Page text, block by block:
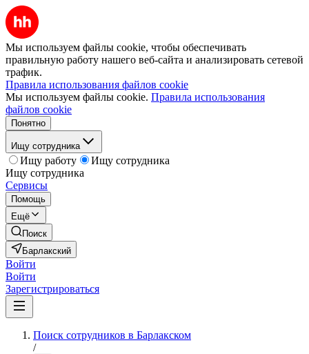
Мы используем файлы cookie, чтобы обеспечивать
правильную работу нашего веб-сайта и анализировать сетевой
трафик.
Правила использования файлов cookie
Мы используем файлы cookie. Правила использования
файлов cookie
Понятно
Ищу сотрудника
Ищу работу
Ищу сотрудника
Ищу сотрудника
Сервисы
Помощь
Ещё
Поиск
Барлакский
Войти
Войти
Зарегистрироваться
Поиск сотрудников в Барлакском
/